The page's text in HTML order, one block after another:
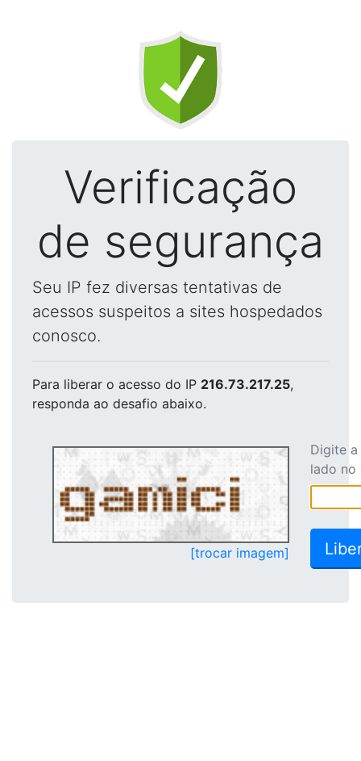
Verificação
de segurança
Seu IP fez diversas tentativas de
acessos suspeitos a sites hospedados
conosco.
Para liberar o acesso do IP 216.73.217.25,
responda ao desafio abaixo.
[trocar imagem]
Digite
lado no